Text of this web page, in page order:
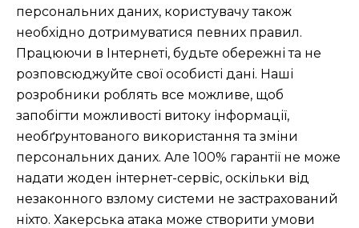
персональних даних, користувачу також
необхідно дотримуватися певних правил.
Працюючи в Інтернеті, будьте обережні та не
розповсюджуйте свої особисті дані. Наші
розробники роблять все можливе, щоб
запобігти можливості витоку інформації,
необґрунтованого використання та зміни
персональних даних. Але 100% гарантії не може
надати жоден інтернет-сервіс, оскільки від
незаконного взлому системи не застрахований
ніхто. Хакерська атака може створити умови